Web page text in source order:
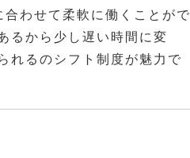
わせて柔軟に働くことがで
るから少し遅い時間に変
れるのシフト制度が魅力で